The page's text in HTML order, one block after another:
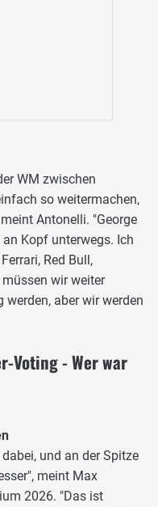
WM zwischen
so weitermachen,
Antonelli. "George
Kopf unterwegs. Ich
Red Bull,
wir weiter
aber wir werden
Voting - Wer war
und an der Spitze
meint Max
2026. "Das ist